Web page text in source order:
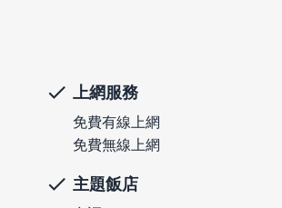
上網服務
免費有線上網
免費無線上網
主題飯店